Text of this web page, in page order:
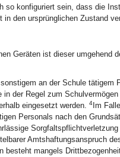
so konfiguriert sein, dass die
den ursprünglichen Zustand
Geräten ist dieser umgehend
an der Schule tätigem
der Regel zum Schulvermögen
eingesetzt werden. 4Im
Personals nach den
Amtshaftungsanspruch
besteht mangels